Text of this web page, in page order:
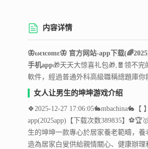
内容详情
🦋ωειcοmε🦋 官方网站-app下载
手机app🎁天天大惊喜礼包🎁,🧧领不
軟件，經過普通外科高級職稱總題庫
女人让男生的坤坤游戏介绍
🍀2025-12-27 17:06:05🐇mbachina🐇
app(2025app)【下载次数389835】
生的坤坤一款專心於居家養老範疇，
造為居家白叟供給親情關心、健康辦